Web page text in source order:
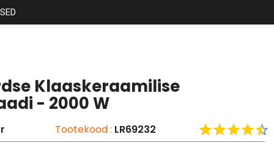
Klaaskeraamilise
- 2000 W
Tootekood : LR69232